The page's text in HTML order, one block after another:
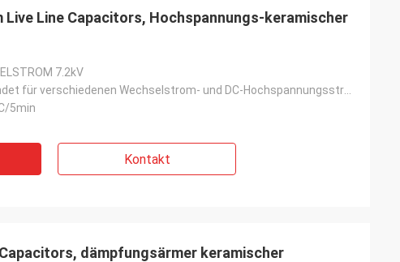
voran die
was wir
Live Line Capacitors, Hochspannungs-keramischer
7.2kV
5min
Kontakt
Capacitors, dämpfungsärmer keramischer